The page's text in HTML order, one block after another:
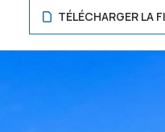
TÉLÉCHARGER LA